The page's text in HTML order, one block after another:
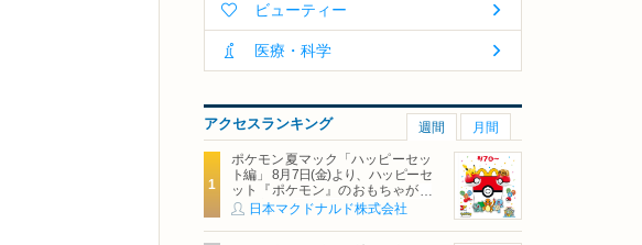
ビューティー
医療・科学
アクセスランキング 週間 月間
ポケモン夏マック「ハッピーセッ
ト編」 8月7日(金)より、ハッピーセ
ット『ポケモン』のおもちゃが期
間限定登場
日本マクドナルド株式会社